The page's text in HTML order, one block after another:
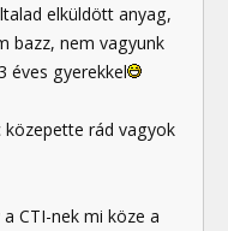
elküldött anyag,
bazz, nem vagyunk
éves gyerekkel
rád vagyok
CTI-nek mi köze a